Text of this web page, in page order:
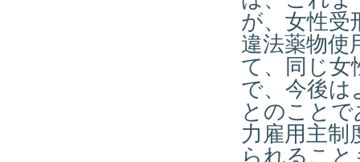
が、女性受
違法薬物使
て、同じ女
で、今後は
とのこと
力雇用主制
られるこ